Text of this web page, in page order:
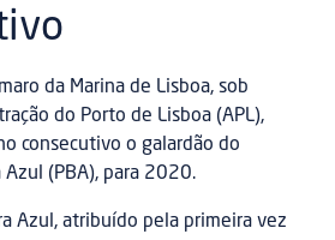
da Marina de Lisboa, sob
do Porto de Lisboa (APL),
consecutivo o galardão do
Azul (PBA), para 2020.
Azul, atribuído pela primeira vez